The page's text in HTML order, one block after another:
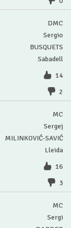
DMC
Sergio
BUSQUETS
Sabadell
14
2
MC
Sergej
MILINKOVIĆ-SAVIĆ
Lleida
16
3
MC
Sergi